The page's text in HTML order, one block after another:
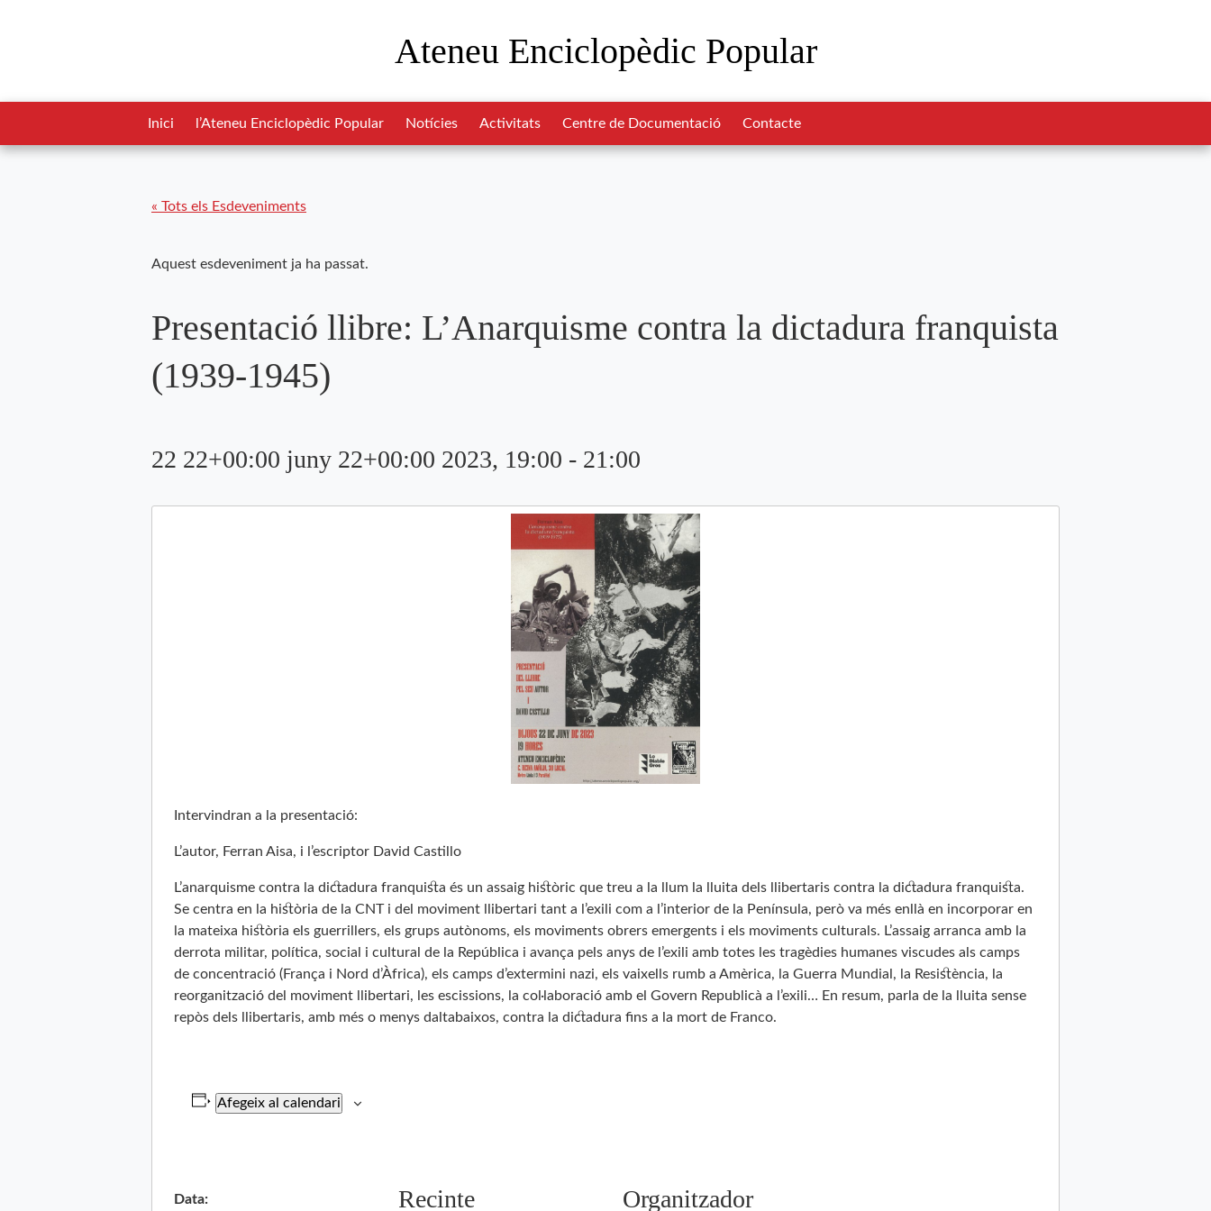
Ateneu Enciclopèdic Popular
Inici l’Ateneu Enciclopèdic Popular Notícies Activitats Centre de Documentació Contacte
« Tots els Esdeveniments
Aquest esdeveniment ja ha passat.
Presentació llibre: L’Anarquisme contra la dictadura franquista
(1939-1945)
22 22+00:00 juny 22+00:00 2023, 19:00 - 21:00
Intervindran a la presentació:
L’autor, Ferran Aisa, i l’escriptor David Castillo
L’anarquisme contra la dictadura franquista és un assaig històric que treu a la llum la lluita dels llibertaris contra la dictadura franquista.
Se centra en la història de la CNT i del moviment llibertari tant a l’exili com a l’interior de la Península, però va més enllà en incorporar en
la mateixa història els guerrillers, els grups autònoms, els moviments obrers emergents i els moviments culturals. L’assaig arranca amb la
derrota militar, política, social i cultural de la República i avança pels anys de l’exili amb totes les tragèdies humanes viscudes als camps
de concentració (França i Nord d’Àfrica), els camps d’extermini nazi, els vaixells rumb a Amèrica, la Guerra Mundial, la Resistència, la
reorganització del moviment llibertari, les escissions, la col·laboració amb el Govern Republicà a l’exili… En resum, parla de la lluita sense
repòs dels llibertaris, amb més o menys daltabaixos, contra la dictadura fins a la mort de Franco.
Afegeix al calendari
Data:
Recinte Organitzador